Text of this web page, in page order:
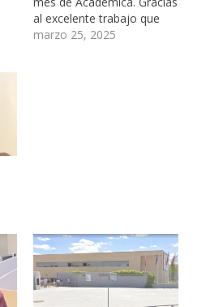
al excelente trabajo que
está realizando con el
marzo 25, 2025